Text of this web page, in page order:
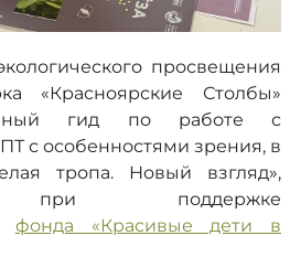
просвещения
«Красноярские Столбы»
гид по работе с
с особенностями зрения, в
тропа. Новый взгляд»,
при поддержке
фонда «Красивые дети в